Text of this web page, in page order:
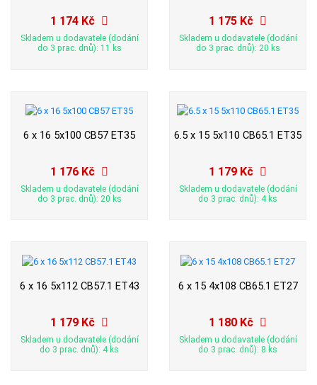
1 174 Kč
Skladem u dodavatele (dodání
do 3 prac. dnů): 11 ks
1 175 Kč
Skladem u dodavatele (dodání
do 3 prac. dnů): 20 ks
6 x 16 5x100 CB57 ET35
1 176 Kč
Skladem u dodavatele (dodání
do 3 prac. dnů): 20 ks
6.5 x 15 5x110 CB65.1 ET35
1 179 Kč
Skladem u dodavatele (dodání
do 3 prac. dnů): 4 ks
6 x 16 5x112 CB57.1 ET43
1 179 Kč
Skladem u dodavatele (dodání
do 3 prac. dnů): 4 ks
6 x 15 4x108 CB65.1 ET27
1 180 Kč
Skladem u dodavatele (dodání
do 3 prac. dnů): 8 ks